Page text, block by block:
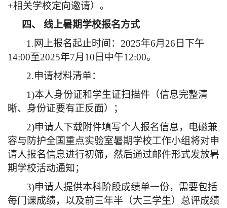
+相关学校定向邀请）。
四、 线上暑期学校报名方式
1.网上报名起止时间： 2025年6月 26 日下午
14:00至2025年7月 10 日中午12:00。
2.申请材料清单：
1)本人身份证和学生证扫描件（信息完整清
晰、身份证要有正反面）；
2)申请人下载附件填写个人报名信息， 电磁兼
容与防护全国重点实验室暑期学校工作小组将对申
请人报名信息进行初筛，然后通过邮件形式发放暑
期学校活动通知；
3)申请人提供本科阶段成绩单一份，需要包括
每门课成绩，以及前三年半（大三学生）总评成绩